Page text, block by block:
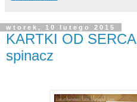
wtorek, 10 lutego 2015
KARTKI OD
spinacz